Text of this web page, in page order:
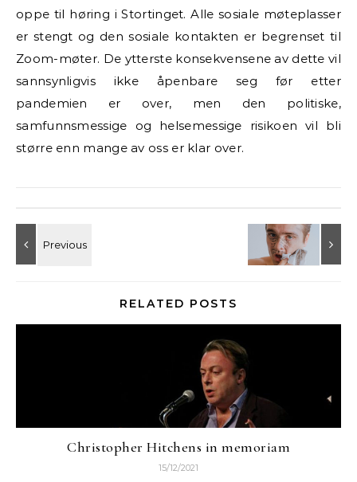
oppe til høring i Stortinget. Alle sosiale møteplasser
er stengt og den sosiale kontakten er begrenset til
Zoom-møter. De ytterste konsekvensene av dette vil
sannsynligvis ikke åpenbare seg før etter
pandemien er over, men den politiske,
samfunnsmessige og helsemessige risikoen vil bli
større enn mange av oss er klar over.
RELATED POSTS
Christopher Hitchens in memoriam
15/12/2021